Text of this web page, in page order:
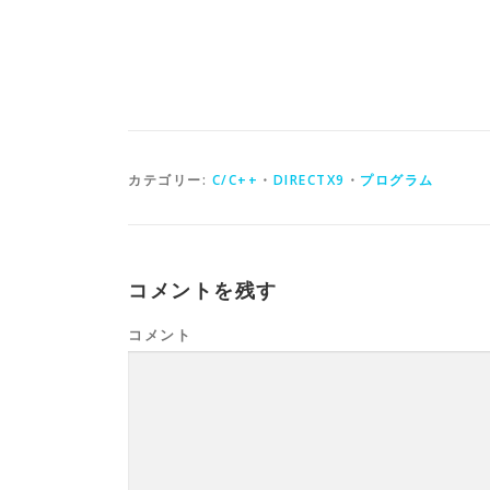
カテゴリー: C/C++ ・ DIRECTX9 ・ プログラム
コメントを残す
コメント